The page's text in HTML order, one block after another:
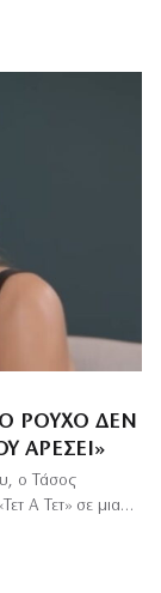
ΡΟΎΧΟ ΔΕΝ
ΑΡΈΣΕΙ»
ο Τάσος
Α Τετ» σε μια…